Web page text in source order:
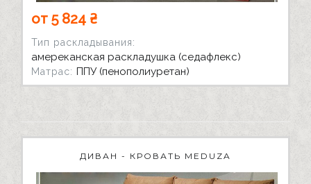
от 5 824 ₴
Тип раскладывания:
амереканская раскладушка (седафлекс)
Матрас: ППУ (пенополиуретан)
ДИВАН - КРОВАТЬ MEDUZA